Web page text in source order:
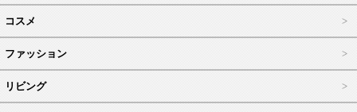
コスメ
ファッション
リビング